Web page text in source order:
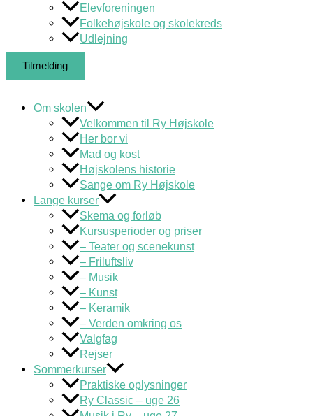
Elevforeningen
Folkehøjskole og skolekreds
Udlejning
Tilmelding
Om skolen
Velkommen til Ry Højskole
Her bor vi
Mad og kost
Højskolens historie
Sange om Ry Højskole
Lange kurser
Skema og forløb
Kursusperioder og priser
– Teater og scenekunst
– Friluftsliv
– Musik
– Kunst
– Keramik
– Verden omkring os
Valgfag
Rejser
Sommerkurser
Praktiske oplysninger
Ry Classic – uge 26